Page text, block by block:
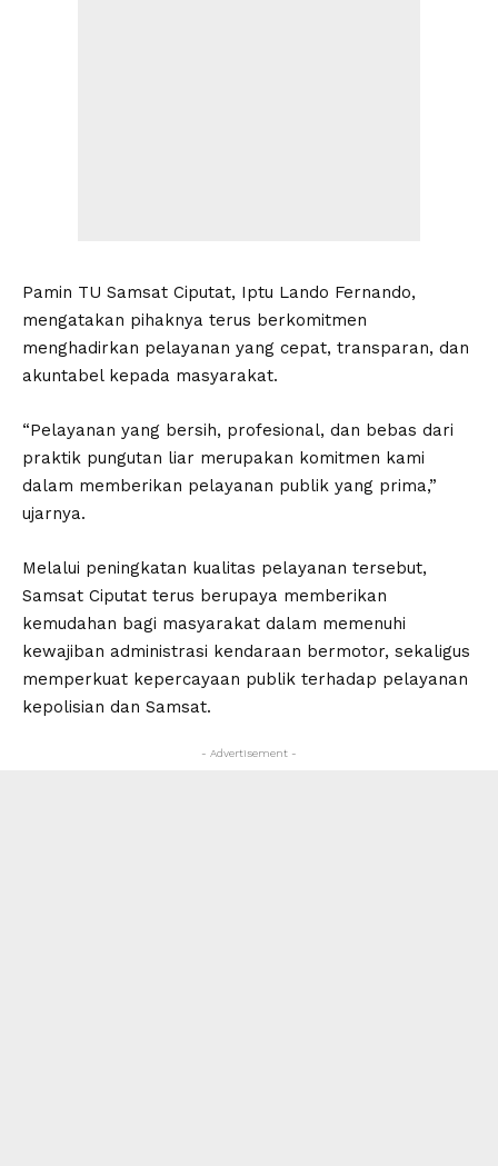
Pamin TU Samsat Ciputat, Iptu Lando Fernando,
mengatakan pihaknya terus berkomitmen
menghadirkan pelayanan yang cepat, transparan, dan
akuntabel kepada masyarakat.
“Pelayanan yang bersih, profesional, dan bebas dari
praktik pungutan liar merupakan komitmen kami
dalam memberikan pelayanan publik yang prima,”
ujarnya.
Melalui peningkatan kualitas pelayanan tersebut,
Samsat Ciputat terus berupaya memberikan
kemudahan bagi masyarakat dalam memenuhi
kewajiban administrasi kendaraan bermotor, sekaligus
memperkuat kepercayaan publik terhadap pelayanan
kepolisian dan Samsat.
- Advertisement -